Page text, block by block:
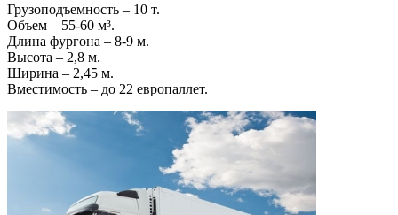
Грузоподъемность – 10 т.
Объем – 55-60 м³.
Длина фургона – 8-9 м.
Высота – 2,8 м.
Ширина – 2,45 м.
Вместимость – до 22 европаллет.